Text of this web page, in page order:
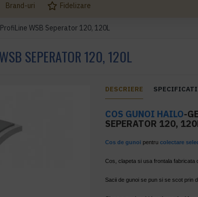
Brand-uri Fidelizare
WSB Seperator 120, 120L
SEPERATOR 120, 120L
DESCRIERE
COS GUNOI HAILO-
SEPERATOR 120,
Cos de gunoi pentrucolectare
Cos, clapeta si usa frontala fabricata
Sacii de gunoi se pun si se scot prin